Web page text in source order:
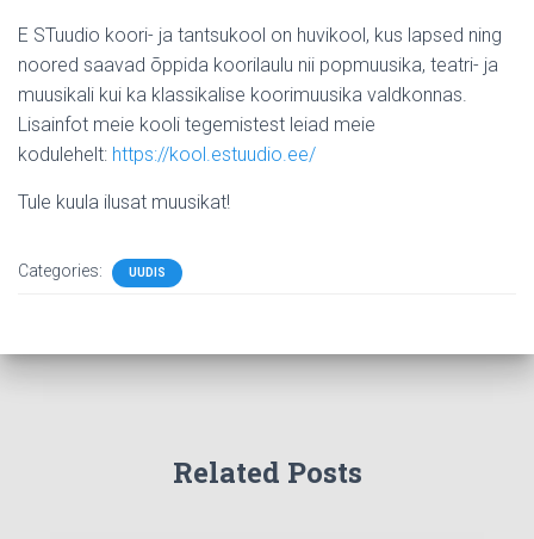
E STuudio koori- ja tantsukool on huvikool, kus lapsed ning
noored saavad õppida koorilaulu nii popmuusika, teatri- ja
muusikali kui ka klassikalise koorimuusika valdkonnas.
Lisainfot meie kooli tegemistest leiad meie
kodulehelt: https://kool.estuudio.ee/
Tule kuula ilusat muusikat!
Categories: UUDIS
Related Posts